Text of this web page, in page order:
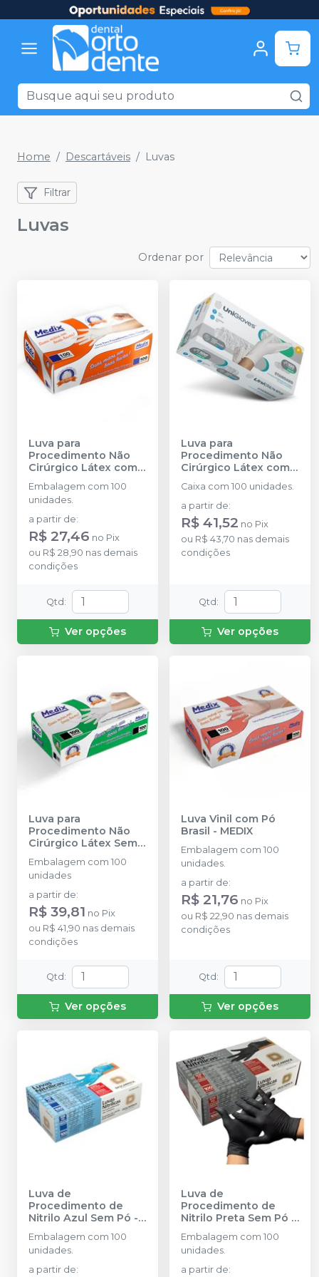
Home Descartáveis Luvas
Filtrar
Luvas
Ordenar por
Luva para
Procedimento Não
Cirúrgico Látex com
- MEDIX
Embalagem com 100
unidades.
a partir de:
R$ 27,46 no Pix
ou R$ 28,90 nas demais
condições
Qtd :
Ver opções
Luva para
Procedimento Não
Cirúrgico Látex com
Pó Standard
UNIGLOVES
Caixa com 100 unidades.
a partir de:
R$ 41,52 no Pix
ou R$ 43,70 nas demais
condições
Qtd :
Ver opções
Luva para
Procedimento Não
Cirúrgico Látex Sem
- MEDIX
Embalagem com 100
unidades
a partir de:
R$ 39,81 no Pix
ou R$ 41,90 nas demais
condições
Qtd :
Ver opções
Luva Vinil com Pó
Brasil - MEDIX
Embalagem com 100
unidades.
a partir de:
R$ 21,76 no Pix
ou R$ 22,90 nas demais
condições
Qtd :
Ver opções
Luva de
Procedimento de
Nitrilo Azul Sem Pó -
DESCARPACK
Embalagem com 100
unidades.
a partir de:
Luva de
Procedimento de
Nitrilo Preta Sem Pó -
DESCARPACK
Embalagem com 100
unidades.
a partir de: